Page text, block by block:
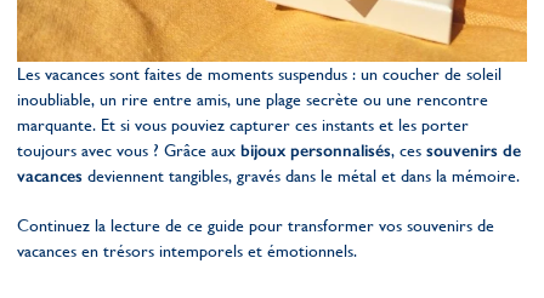
Les vacances sont faites de moments suspendus : un coucher de soleil
inoubliable, un rire entre amis, une plage secrète ou une rencontre
marquante. Et si vous pouviez capturer ces instants et les porter
toujours avec vous ? Grâce aux bijoux personnalisés, ces souvenirs de
vacances deviennent tangibles, gravés dans le métal et dans la mémoire.
Continuez la lecture de ce guide pour transformer vos souvenirs de
vacances en trésors intemporels et émotionnels.